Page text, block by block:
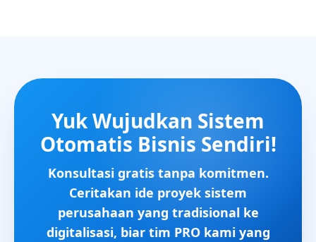
Yuk Wujudkan Sistem
Otomatis Bisnis Sendiri!
Konsultasi gratis tanpa komitmen.
Ceritakan ide proyek sistem
perusahaan yang tradisional ke
digitalisasi, biar tim PRO kami yang